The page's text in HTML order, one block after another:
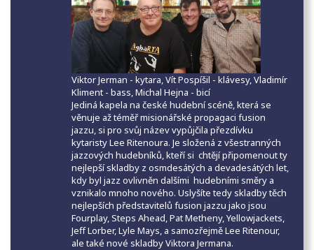
Viktor Jerman - kytara, Vít Pospíšil - klávesy, Vladimír
Kliment - bass, Michal Hejna - bicí
Jediná kapela na české hudební scéně, která se
věnuje až téměř misionářské propagaci fusion
jazzu, si pro svůj název vypůjčila přezdívku
kytaristy Lee Ritenoura. Je složená z všestranných
jazzových hudebníků, kteří si chtějí připomenout ty
nejlepší skladby z osmdesátých a devadesátých let,
kdy byl jazz ovlivněn dalšími hudebními směry a
vznikalo mnoho nového. Uslyšíte tedy skladby těch
nejlepších představitelů fusion jazzu jako jsou
Fourplay, Steps Ahead, Pat Metheny, Yellowjackets,
Jeff Lorber, Lyle Mays, a samozřejmě Lee Ritenour,
ale také nové skladby Viktora Jermana.